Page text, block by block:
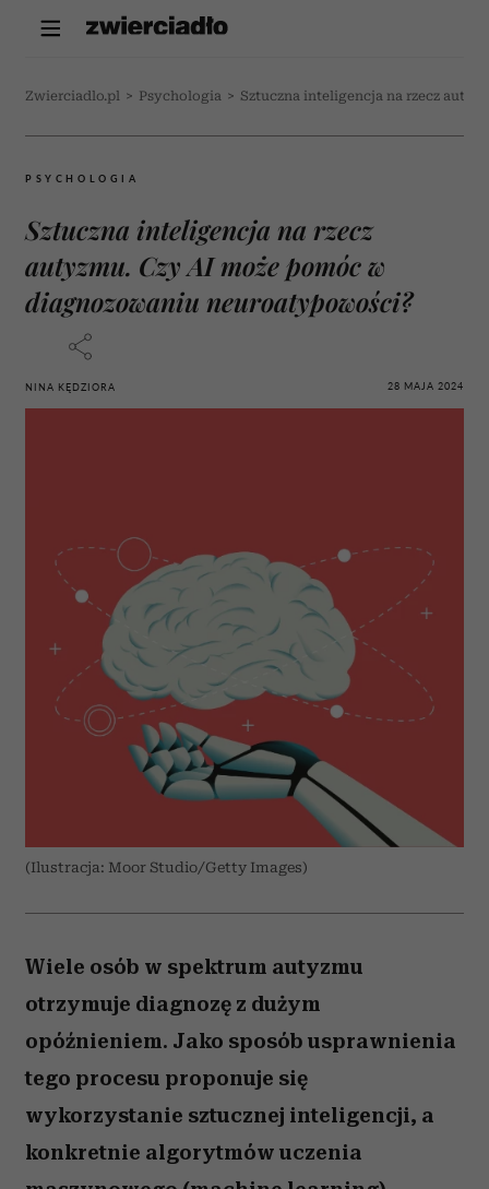
Zwierciadlo.pl > Psychologia > Sztuczna inteligencja na rzecz
PSYCHOLOGIA
Sztuczna inteligencja na rzecz
autyzmu. Czy AI może pomóc w
diagnozowaniu neuroatypowości?
NINA KĘDZIORA 28 MAJA 2024
(Ilustracja: Moor Studio/Getty Images)
Wiele osób w spektrum autyzmu
otrzymuje diagnozę z dużym
opóźnieniem. Jako sposób usprawnienia
tego procesu proponuje się
wykorzystanie sztucznej inteligencji, a
konkretnie algorytmów uczenia